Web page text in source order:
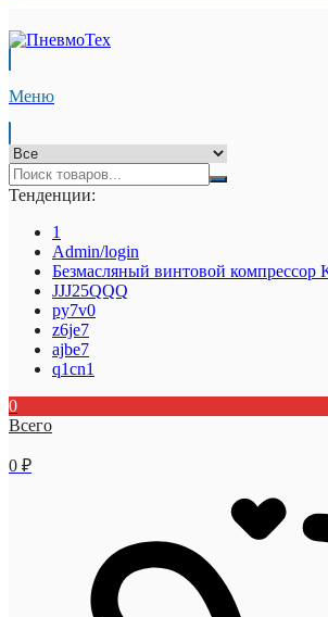
Меню
Тенденции:
1
Admin/login
Безмасляный винтовой компрессор
JJJ25QQQ
py7v0
z6je7
ajbe7
q1cn1
0
Всего
0 ₽